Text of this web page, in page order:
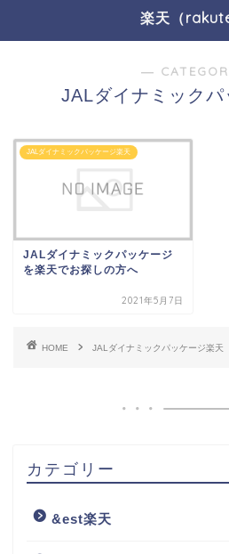
楽天（
―
JALダイナミック
JALダイナミックパッケージ楽天
JALダイナミックパッケージ
を楽天でお探しの方へ
2021年5月7日
HOME JALダイナミックパッケージ楽天
カテゴリー
&est楽天